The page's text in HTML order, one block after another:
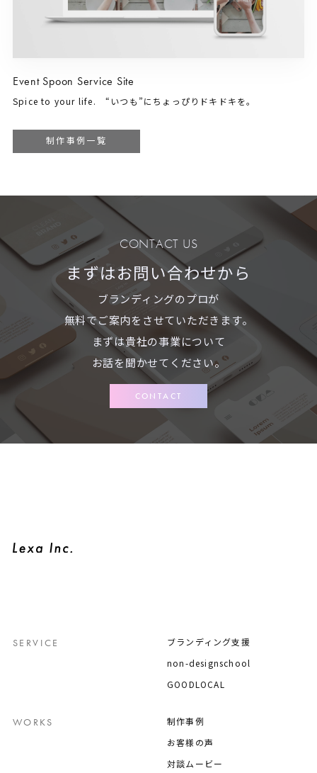
Event Spoon Service Site
Spice to your life. “いつも”にちょっぴりドキドキを。
制作事例一覧
CONTACT US
まずはお問い合わせから
ブランディングのプロが
無料でご案内をさせていただきます。
まずは貴社の事業について
お話を聞かせてください。
CONTACT
SERVICE
ブランディング支援
non-designschool
GOODLOCAL
WORKS
制作事例
お客様の声
対談ムービー